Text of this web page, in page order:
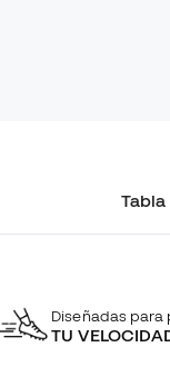
Diseñadas para
TU